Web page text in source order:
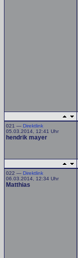
021 — Direktlink
05.03.2014, 12:41 Uhr
hendrik mayer
022 — Direktlink
06.03.2014, 12:34 Uhr
Matthias